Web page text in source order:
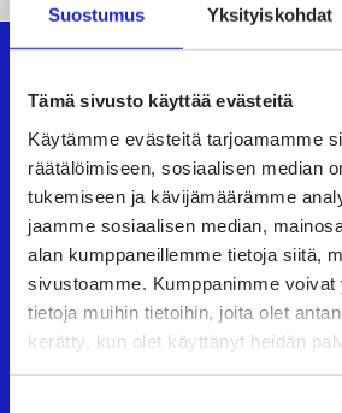
Suostumus Yksityiskohdat
Tämä sivusto käyttää evästeitä
Käytämme evästeitä tarjoamamme
räätälöimiseen, sosiaalisen median
tukemiseen ja kävijämäärämme
jaamme sosiaalisen median,
alan kumppaneillemme tietoja siitä,
sivustoamme. Kumppanimme voivat
tietoja muihin tietoihin, joita olet
kerätty, kun olet käyttänyt heidän
Suomen Tekstiili &
Suomen Tekstiili & Muoti ry on
muotialan yritysten etujärjestö,
asiantuntijapalveluita, koulutusta
Neuvottelemme
noudattavat kaikki alan yritykset.
Tutustu meihin tarkemmin